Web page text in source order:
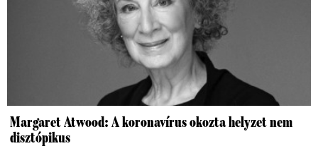
Margaret Atwood: A koronavírus okozta helyzet nem
disztópikus